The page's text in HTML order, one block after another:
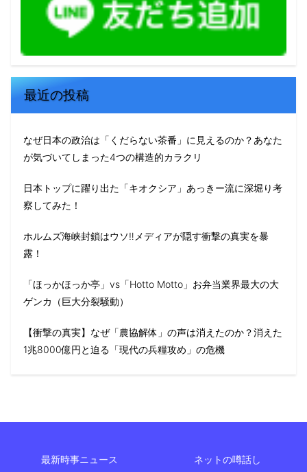
最近の投稿
なぜ日本の政治は「くだらない茶番」に見えるのか？あなた
が気づいてしまった4つの構造的カラクリ
日本トップに躍り出た「キオクシア」あっきー流に深堀り考
察してみた！
ホルムズ海峡封鎖はウソ‼️メディアが隠す衝撃の真実を暴
露！
「ほっかほっか亭」vs「Hotto Motto」お弁当業界最大の大
ゲンカ（巨大分裂騒動）
【衝撃の真実】なぜ「農協解体」の声は消えたのか？消えた
1兆8000億円と迫る「現代の兵糧攻め」の危機
最新時事ニュース ネットの噂話し